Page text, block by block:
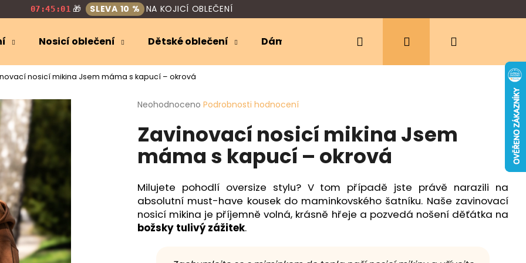
07:45:00 🎁 SLEVA 10 % NA KOJICÍ OBLEČENÍ
Nosicí oblečení Dětské oblečení Dámské oblečení Ergonomická nosítka
Hledat PřihlášeníNákupní
nosicí mikina Jsem máma s kapucí – okrová
Průměrné
produktu
je
hvězdiček.
Neohodnoceno Podrobnosti hodnocení
Zavinovací nosicí mikina Jsem
máma s kapucí – okrová
Milujete pohodlí oversize stylu? V tom případě jste právě narazili na
absolutní must-have kousek do maminkovského šatníku. Naše zavinovací
nosicí mikina je příjemně volná, krásně hřeje a pozvedá nošení děťátka na
božsky tulivý zážitek.
Co potřebujete najít?
HLEDAT